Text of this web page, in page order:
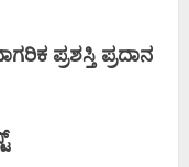
ಪ್ರಶಸ್ತಿ ಪ್ರದಾನ